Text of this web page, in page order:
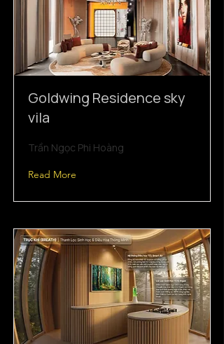
Goldwing Residence sky
vila
Trần Ngọc Phi Hoàng
Read More